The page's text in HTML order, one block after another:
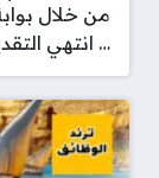
من خلال
… انتهي